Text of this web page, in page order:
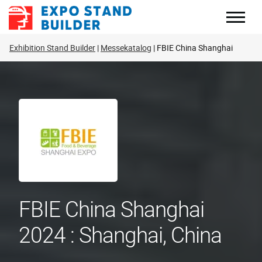
Zum
Inhalt
Exhibition Stand Builder Messekatalog FBIE China Shanghai
FBIE China Shanghai
2024 : Shanghai, China